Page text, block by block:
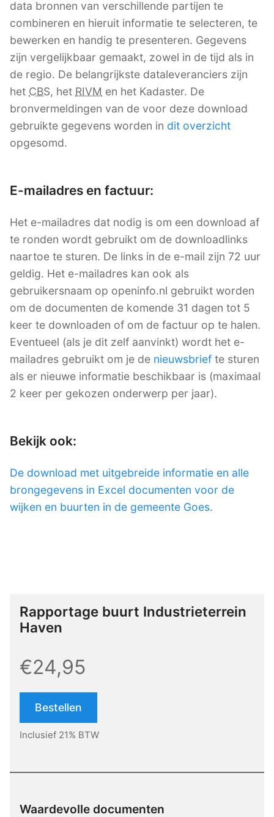
data bronnen van verschillende partijen te
combineren en hieruit informatie te selecteren, te
bewerken en handig te presenteren. Gegevens
zijn vergelijkbaar gemaakt, zowel in de tijd als in
de regio. De belangrijkste dataleveranciers zijn
het CBS, het RIVM en het Kadaster. De
bronvermeldingen van de voor deze download
gebruikte gegevens worden in dit overzicht
opgesomd.
E-mailadres en factuur:
Het e-mailadres dat nodig is om een download af
te ronden wordt gebruikt om de downloadlinks
naartoe te sturen. De links in de e-mail zijn 72 uur
geldig. Het e-mailadres kan ook als
gebruikersnaam op openinfo.nl gebruikt worden
om de documenten de komende 31 dagen tot 5
keer te downloaden of om de factuur op te halen.
Eventueel (als je dit zelf aanvinkt) wordt het e-
mailadres gebruikt om je de nieuwsbrief te sturen
als er nieuwe informatie beschikbaar is (maximaal
2 keer per gekozen onderwerp per jaar).
Bekijk ook:
De download met uitgebreide informatie en alle
brongegevens in Excel documenten voor de
wijken en buurten in de gemeente Goes.
Rapportage buurt Industrieterrein
Haven
€24,95
Bestellen
Inclusief 21% BTW
Waardevolle documenten